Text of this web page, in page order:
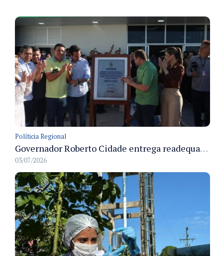
Políticia Regional
Governador Roberto Cidade entrega readequação do ambulatório da FCecon e amplia capacidade de atendimento oncológico em Manaus
03/07/2026